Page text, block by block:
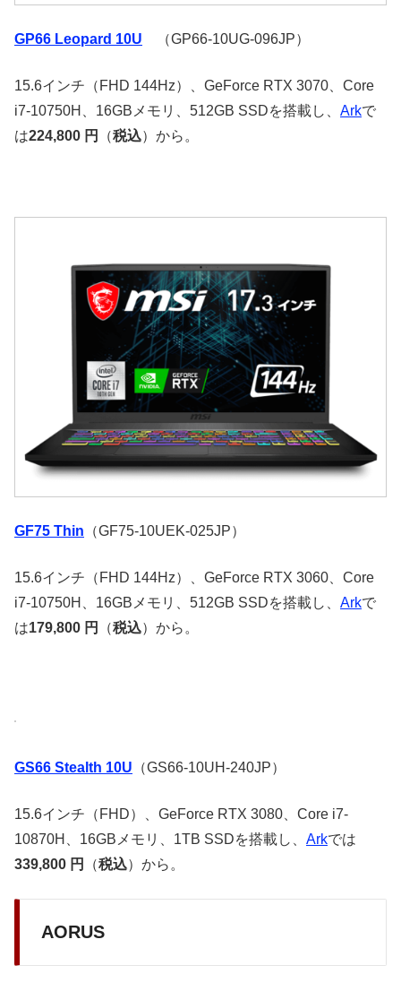
GP66 Leopard 10U （GP66-10UG-096JP）
15.6インチ（FHD 144Hz）、GeForce RTX 3070、Core
i7-10750H、16GBメモリ、512GB SSDを搭載し、 Arkで
は224,800 円 （税込）から。
GF75 Thin （GF75-10UEK-025JP）
15.6インチ（FHD 144Hz）、GeForce RTX 3060、Core
i7-10750H、16GBメモリ、512GB SSDを搭載し、 Arkで
は179,800 円 （税込）から。
GS66 Stealth 10U （GS66-10UH-240JP）
15.6インチ（FHD）、GeForce RTX 3080、Core i7-
10870H、16GBメモリ、1TB SSDを搭載し、 Arkでは
339,800 円
（税込）から。
AORUS